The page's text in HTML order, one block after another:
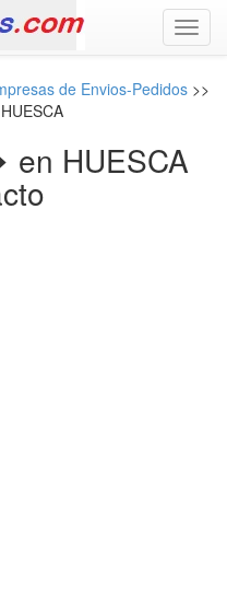
de Envios-Pedidos >>
en HUESCA